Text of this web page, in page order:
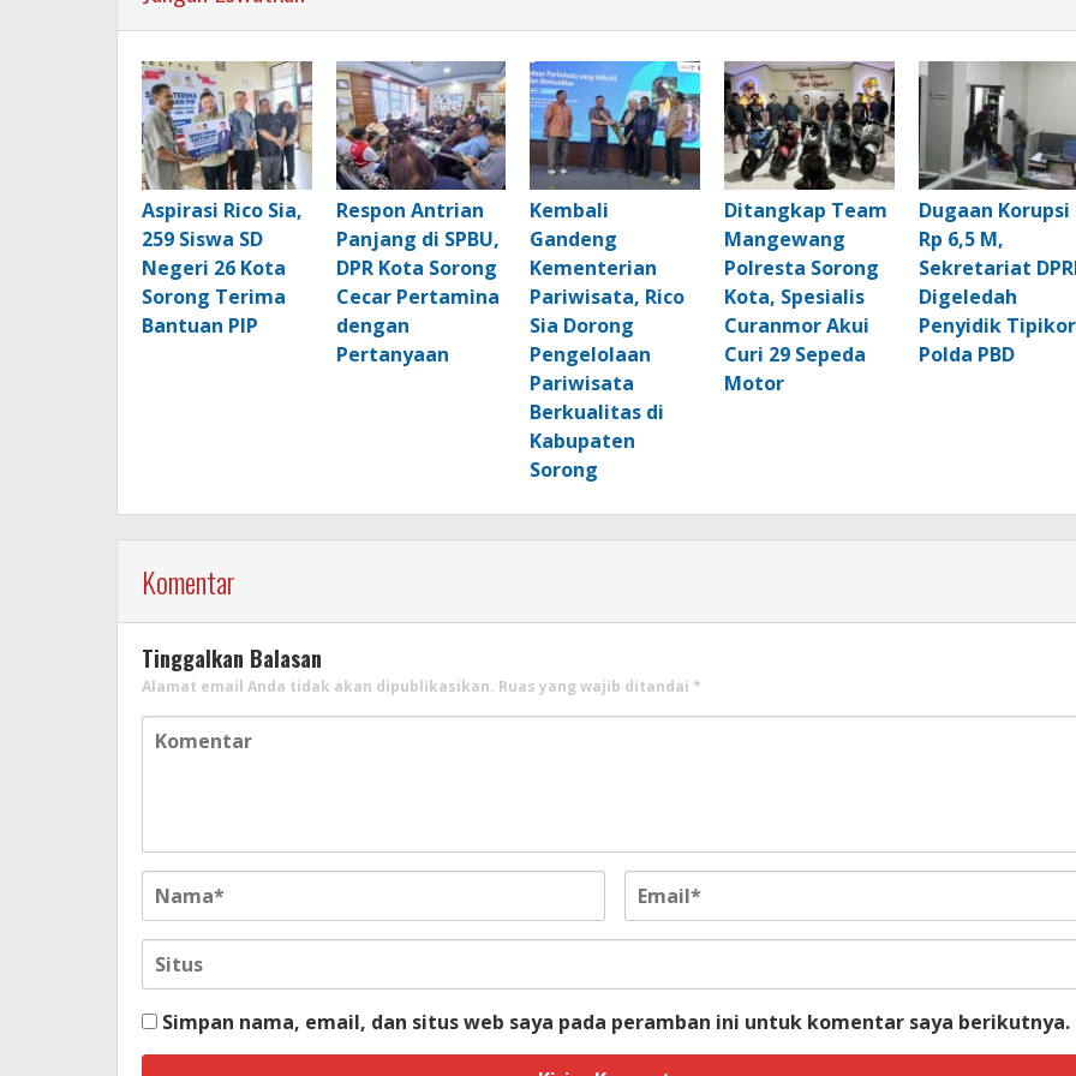
Aspirasi Rico Sia,
259 Siswa SD
Negeri 26 Kota
Sorong Terima
Bantuan PIP
Respon Antrian
Panjang di SPBU,
DPR Kota Sorong
Cecar Pertamina
dengan
Pertanyaan
Kembali
Gandeng
Kementerian
Pariwisata, Rico
Sia Dorong
Pengelolaan
Pariwisata
Berkualitas di
Kabupaten
Sorong
Ditangkap Team
Mangewang
Polresta Sorong
Kota, Spesialis
Curanmor Akui
Curi 29 Sepeda
Motor
Dugaan Korupsi
Rp 6,5 M,
Sekretariat
Digeledah
Penyidik Tipikor
Polda PBD
Komentar
Tinggalkan Balasan
Alamat email Anda tidak akan dipublikasikan. Ruas yang wajib ditandai *
Simpan nama, email, dan situs web saya pada peramban ini untuk komentar saya berikutnya.